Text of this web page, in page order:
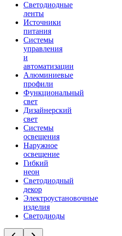
Светодиодные
ленты
Источники
питания
Системы
управления
и
автоматизации
Алюминиевые
профили
Функциональный
свет
Дизайнерский
свет
Системы
освещения
Наружное
освещение
Гибкий
неон
Светодиодный
декор
Электроустановочные
изделия
Светодиоды